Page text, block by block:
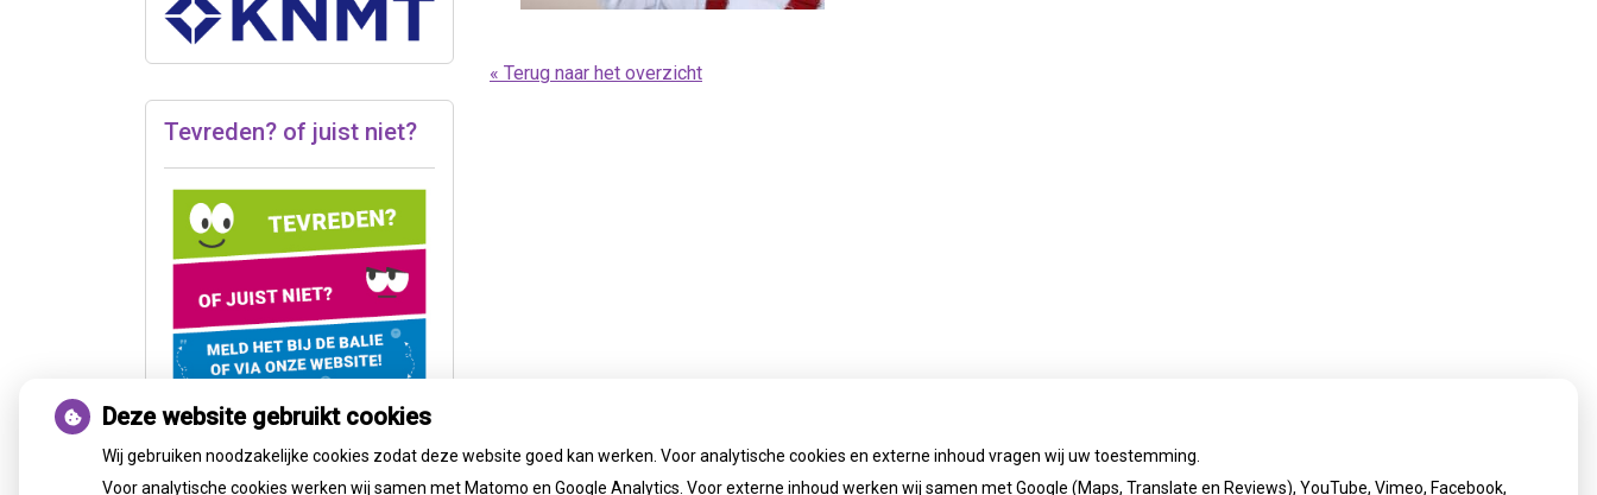
« Terug naar het overzicht
Tevreden? of juist niet?
Deze website gebruikt cookies
Wij gebruiken noodzakelijke cookies zodat deze website goed kan werken. Voor analytische cookies en externe inhoud vragen wij uw toestemming.
Voor analytische cookies werken wij samen met Matomo en Google Analytics. Voor externe inhoud werken wij samen met Google (Maps, Translate en Reviews), YouTube, Vimeo, Facebook,